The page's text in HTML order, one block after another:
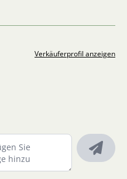
Verkäuferprofil anzeigen